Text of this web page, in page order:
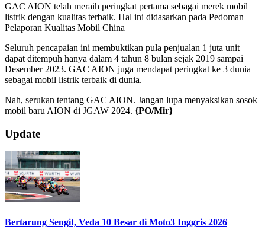
GAC AION telah meraih peringkat pertama sebagai merek mobil
listrik dengan kualitas terbaik. Hal ini didasarkan pada Pedoman
Pelaporan Kualitas Mobil China
Seluruh pencapaian ini membuktikan pula penjualan 1 juta unit
dapat ditempuh hanya dalam 4 tahun 8 bulan sejak 2019 sampai
Desember 2023. GAC AION juga mendapat peringkat ke 3 dunia
sebagai mobil listrik terbaik di dunia.
Nah, serukan tentang GAC AION. Jangan lupa menyaksikan sosok
mobil baru AION di JGAW 2024. {PO/Mir}
2024-
11-
20
Update
Bertarung Sengit, Veda 10 Besar di Moto3 Inggris 2026